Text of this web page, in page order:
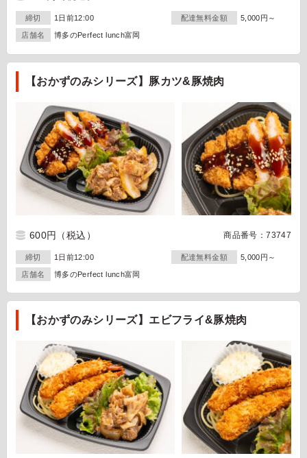
締切 1日前12:00 配達無料金額 5,000円～
店舗名 博多のPerfect lunch富岡
【おかずのみシリーズ】豚カツ&豚焼肉
600円 （税込） 商品番号：73747
締切 1日前12:00 配達無料金額 5,000円～
店舗名 博多のPerfect lunch富岡
【おかずのみシリーズ】エビフライ&豚焼肉